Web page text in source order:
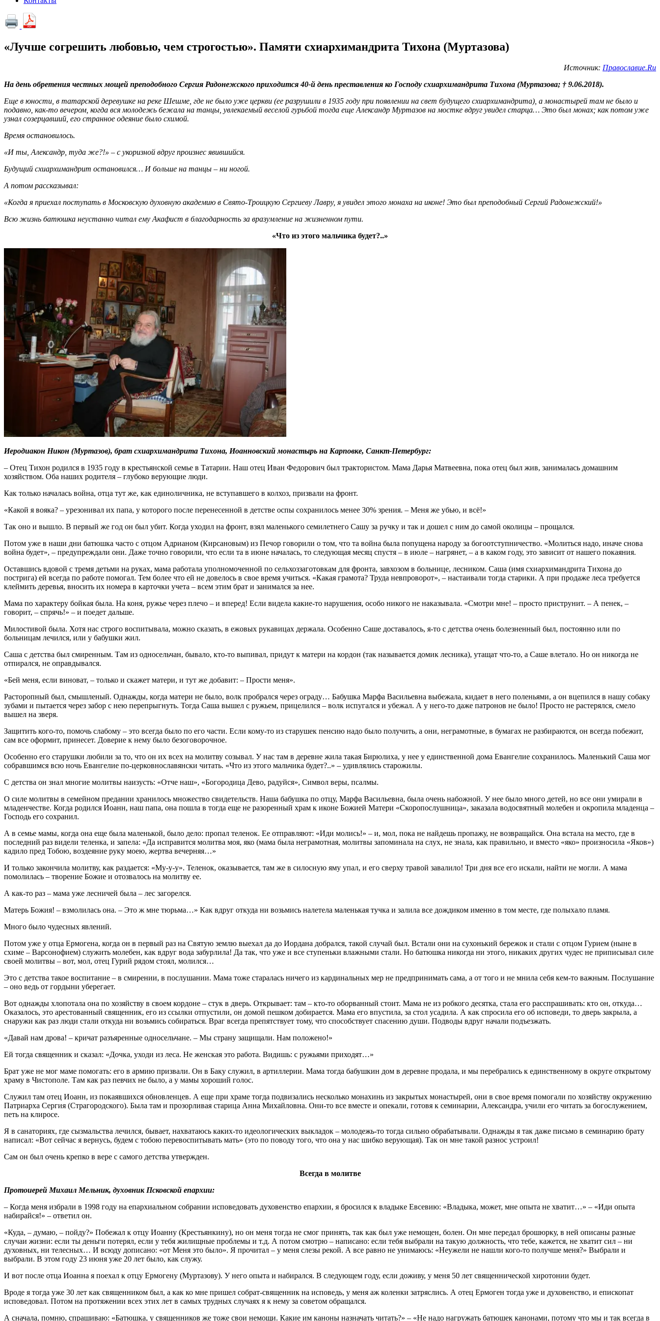
«Лучше согрешить любовью, чем строгостью». Памяти схиархимандрита Тихона (Муртазова)
Источник: Православие.Ru
На день обретения честных мощей преподобного Сергия Радонежского приходится 40-й день преставления ко Господу схиархимандрита Тихона (Муртазова; † 9.06.2018).
Еще в юности, в татарской деревушке на реке Шешме, где не было уже церкви (ее разрушили в 1935 году при появлении на свет будущего схиархимандрита), а монастырей там не было и
подавно, как-то вечером, когда вся молодежь бежала на танцы, увлекаемый веселой гурьбой тогда еще Александр Муртазов на мостке вдруг увидел старца… Это был монах; как потом уже
узнал созерцавший, его странное одеяние было схимой.
Время остановилось.
«И ты, Александр, туда же?!» – с укоризной вдруг произнес явившийся.
Будущий схиархимандрит остановился… И больше на танцы – ни ногой.
А потом рассказывал:
«Когда я приехал поступать в Московскую духовную академию в Свято-Троицкую Сергиеву Лавру, я увидел этого монаха на иконе! Это был преподобный Сергий Радонежский!»
Всю жизнь батюшка неустанно читал ему Акафист в благодарность за вразумление на жизненном пути.
«Что из этого мальчика будет?..»
Иеродиакон Никон (Муртазов), брат схиархимандрита Тихона, Иоанновский монастырь на Карповке, Санкт-Петербург:
– Отец Тихон родился в 1935 году в крестьянской семье в Татарии. Наш отец Иван Федорович был трактористом. Мама Дарья Матвеевна, пока отец был жив, занималась домашним
хозяйством. Оба наших родителя – глубоко верующие люди.
Как только началась война, отца тут же, как единоличника, не вступавшего в колхоз, призвали на фронт.
«Какой я вояка? – урезонивал их папа, у которого после перенесенной в детстве оспы сохранилось менее 30% зрения. – Меня же убью, и всё!»
Так оно и вышло. В первый же год он был убит. Когда уходил на фронт, взял маленького семилетнего Сашу за ручку и так и дошел с ним до самой околицы – прощался.
Потом уже в наши дни батюшка часто с отцом Адрианом (Кирсановым) из Печор говорили о том, что та война была попущена народу за богоотступничество. «Молиться надо, иначе снова
война будет», – предупреждали они. Даже точно говорили, что если та в июне началась, то следующая месяц спустя – в июле – нагрянет, – а в каком году, это зависит от нашего покаяния.
Оставшись вдовой с тремя детьми на руках, мама работала уполномоченной по сельхоззаготовкам для фронта, завхозом в больнице, лесником. Саша (имя схиархимандрита Тихона до
пострига) ей всегда по работе помогал. Тем более что ей не довелось в свое время учиться. «Какая грамота? Труда невпроворот», – настаивали тогда старики. А при продаже леса требуется
клеймить деревья, вносить их номера в карточки учета – всем этим брат и занимался за нее.
Мама по характеру бойкая была. На коня, ружье через плечо – и вперед! Если видела какие-то нарушения, особо никого не наказывала. «Смотри мне! – просто приструнит. – А пенек, –
говорит, – спрячь!» – и поедет дальше.
Милостивой была. Хотя нас строго воспитывала, можно сказать, в ежовых рукавицах держала. Особенно Саше доставалось, я-то с детства очень болезненный был, постоянно или по
больницам лечился, или у бабушки жил.
Саша с детства был смиренным. Там из односельчан, бывало, кто-то выпивал, придут к матери на кордон (так называется домик лесника), утащат что-то, а Саше влетало. Но он никогда не
отпирался, не оправдывался.
«Бей меня, если виноват, – только и скажет матери, и тут же добавит: – Прости меня».
Расторопный был, смышленый. Однажды, когда матери не было, волк пробрался через ограду… Бабушка Марфа Васильевна выбежала, кидает в него поленьями, а он вцепился в нашу собаку
зубами и пытается через забор с нею перепрыгнуть. Тогда Саша вышел с ружьем, прицелился – волк испугался и убежал. А у него-то даже патронов не было! Просто не растерялся, смело
вышел на зверя.
Защитить кого-то, помочь слабому – это всегда было по его части. Если кому-то из старушек пенсию надо было получить, а они, неграмотные, в бумагах не разбираются, он всегда побежит,
сам все оформит, принесет. Доверие к нему было безоговорочное.
Особенно его старушки любили за то, что он их всех на молитву созывал. У нас там в деревне жила такая Бирюлиха, у нее у единственной дома Евангелие сохранилось. Маленький Саша мог
собравшимся всю ночь Евангелие по-церковнославянски читать. «Что из этого мальчика будет?..» – удивлялись старожилы.
С детства он знал многие молитвы наизусть: «Отче наш», «Богородица Дево, радуйся», Символ веры, псалмы.
О силе молитвы в семейном предании хранилось множество свидетельств. Наша бабушка по отцу, Марфа Васильевна, была очень набожной. У нее было много детей, но все они умирали в
младенчестве. Когда родился Иоанн, наш папа, она пошла в тогда еще не разоренный храм к иконе Божией Матери «Скоропослушница», заказала водосвятный молебен и окропила младенца –
Господь его сохранил.
А в семье мамы, когда она еще была маленькой, было дело: пропал теленок. Ее отправляют: «Иди молись!» – и, мол, пока не найдешь пропажу, не возвращайся. Она встала на место, где в
последний раз видели теленка, и запела: «Да исправится молитва моя, яко (мама была неграмотная, молитвы запоминала на слух, не знала, как правильно, и вместо «яко» произносила «Яков»)
кадило пред Тобою, воздеяние руку моею, жертва вечерняя…»
И только закончила молитву, как раздается: «Му-у-у». Теленок, оказывается, там же в силосную яму упал, и его сверху травой завалило! Три дня все его искали, найти не могли. А мама
помолилась – творение Божие и отозвалось на молитву ее.
А как-то раз – мама уже лесничей была – лес загорелся.
Матерь Божия! – взмолилась она. – Это ж мне тюрьма…» Как вдруг откуда ни возьмись налетела маленькая тучка и залила все дождиком именно в том месте, где полыхало пламя.
Много было чудесных явлений.
Потом уже у отца Ермогена, когда он в первый раз на Святую землю выехал да до Иордана добрался, такой случай был. Встали они на сухонький бережок и стали с отцом Гурием (ныне в
схиме – Варсонофием) служить молебен, как вдруг вода забурлила! Да так, что уже и все ступеньки влажными стали. Но батюшка никогда ни этого, никаких других чудес не приписывал силе
своей молитвы – вот, мол, отец Гурий рядом стоял, молился…
Это с детства такое воспитание – в смирении, в послушании. Мама тоже старалась ничего из кардинальных мер не предпринимать сама, а от того и не мнила себя кем-то важным. Послушание
– оно ведь от гордыни уберегает.
Вот однажды хлопотала она по хозяйству в своем кордоне – стук в дверь. Открывает: там – кто-то оборванный стоит. Мама не из робкого десятка, стала его расспрашивать: кто он, откуда…
Оказалось, это арестованный священник, его из ссылки отпустили, он домой пешком добирается. Мама его впустила, за стол усадила. А как спросила его об исповеди, то дверь закрыла, а
снаружи как раз люди стали откуда ни возьмись собираться. Враг всегда препятствует тому, что способствует спасению души. Подводы вдруг начали подъезжать.
«Давай нам дрова! – кричат разъяренные односельчане. – Мы страну защищали. Нам положено!»
Ей тогда священник и сказал: «Дочка, уходи из леса. Не женская это работа. Видишь: с ружьями приходят…»
Брат уже не мог маме помогать: его в армию призвали. Он в Баку служил, в артиллерии. Мама тогда бабушкин дом в деревне продала, и мы перебрались к единственному в округе открытому
храму в Чистополе. Там как раз певчих не было, а у мамы хороший голос.
Служил там отец Иоанн, из покаявшихся обновленцев. А еще при храме тогда подвизались несколько монахинь из закрытых монастырей, они в свое время помогали по хозяйству окружению
Патриарха Сергия (Страгородского). Была там и прозорливая старица Анна Михайловна. Они-то все вместе и опекали, готовя к семинарии, Александра, учили его читать за богослужением,
петь на клиросе.
Я в санаториях, где сызмальства лечился, бывает, нахватаюсь каких-то идеологических выкладок – молодежь-то тогда сильно обрабатывали. Однажды я так даже письмо в семинарию брату
написал: «Вот сейчас я вернусь, будем с тобою перевоспитывать мать» (это по поводу того, что она у нас шибко верующая). Так он мне такой разнос устроил!
Сам он был очень крепко в вере с самого детства утвержден.
Всегда в молитве
Протоиерей Михаил Мельник, духовник Псковской епархии:
– Когда меня избрали в 1998 году на епархиальном собрании исповедовать духовенство епархии, я бросился к владыке Евсевию: «Владыка, может, мне опыта не хватит…» – «Иди опыта
набирайся!» – ответил он.
«Куда, – думаю, – пойду?» Побежал к отцу Иоанну (Крестьянкину), но он меня тогда не смог принять, так как был уже немощен, болен. Он мне передал брошюрку, в ней описаны разные
случаи жизни: если ты деньги потерял, если у тебя жилищные проблемы и т.д. А потом смотрю – написано: если тебя выбрали на такую должность, что тебе, кажется, не хватит сил – ни
духовных, ни телесных… И всюду дописано: «от Меня это было». Я прочитал – у меня слезы рекой. А все равно не унимаюсь: «Неужели не нашли кого-то получше меня?» Выбрали и
выбрали. В этом году 23 июня уже 20 лет было, как служу.
И вот после отца Иоанна я поехал к отцу Ермогену (Муртазову). У него опыта и набирался. В следующем году, если доживу, у меня 50 лет священнической хиротонии будет.
Вроде я тогда уже 30 лет как священником был, а как ко мне пришел собрат-священник на исповедь, у меня аж коленки затряслись. А отец Ермоген тогда уже и духовенство, и епископат
исповедовал. Потом на протяжении всех этих лет в самых трудных случаях я к нему за советом обращался.
А сначала, помню, спрашиваю: «Батюшка, у священников же тоже свои немощи. Какие им каноны назначать читать?» – «Не надо нагружать батюшек канонами, потому что мы и так всегда в